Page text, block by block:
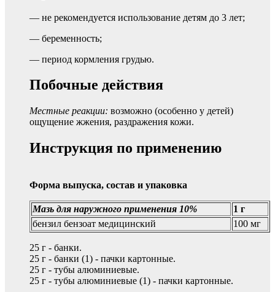
— не рекомендуется использование детям до 3 лет;
— беременность;
— период кормления грудью.
Побочные действия
Местные реакции: возможно (особенно у детей)
ощущение жжения, раздражения кожи.
Инструкция по применению
Форма выпуска, состав и упаковка
Мазь для наружного применения 10%
1 г
бензил бензоат медицинский
100 мг
25 г - банки.
25 г - банки (1) - пачки картонные.
25 г - тубы алюминиевые.
25 г - тубы алюминиевые (1) - пачки картонные.